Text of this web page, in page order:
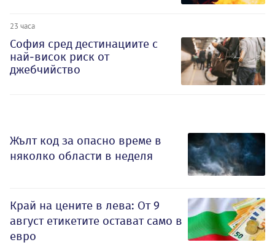
23 часа
София сред дестинациите с
най-висок риск от
джебчийство
Жълт код за опасно време в
няколко области в неделя
Край на цените в лева: От 9
август етикетите остават само в
евро